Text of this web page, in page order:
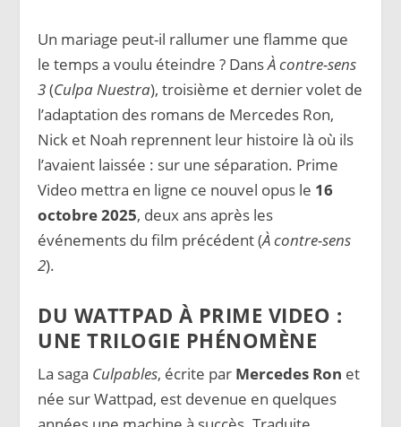
Un mariage peut-il rallumer une flamme que
le temps a voulu éteindre ? DansÀ contre-sens
3(Culpa Nuestra), troisième et dernier volet de
l’adaptation des romans de Mercedes Ron,
Nick et Noah reprennent leur histoire là où ils
l’avaient laissée : sur une séparation. Prime
Video mettra en ligne ce nouvel opus le 16
octobre 2025, deux ans après les
événements du film précédent (À contre-sens
2).
DU WATTPAD À PRIME VIDEO :
UNE TRILOGIE PHÉNOMÈNE
La saga Culpables, écrite par Mercedes Ron et
née sur Wattpad, est devenue en quelques